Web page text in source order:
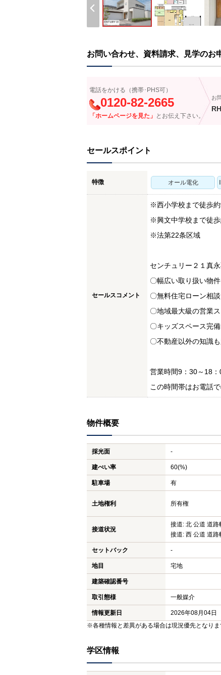
お問い合わせ、資料請求、見学のお
電話をかける（携帯･PHS可）
0120-82-2665
「ホームページを見た」 とお伝え下さい。
お
セールスポイント
特徴 オール電化
セールスコメント
※西小学校まで徒歩約
※興文中学校まで徒歩
※法第22条区域
センチュリー２１真
〇幅広い取り扱い物件
〇無料住宅ローン相談
〇地域最大級の営業ス
〇キッズスペース完備
〇不動産以外の知識も
営業時間9：30～18
この時間帯はお電話
物件概要
採光面 -
建ぺい率 60(%)
駐車場 有
土地権利 所有権
接道状況
接道: 北 公道 道路
接道: 西 公道 道路
セットバック -
地目 宅地
建築確認番号
取引態様 一般媒介
情報更新日 2026年08月04日
※各種情報と差異がある場合は現況優先となりま
学区情報